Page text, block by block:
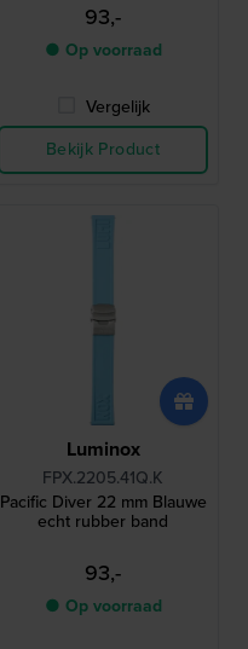
93,-
● Op voorraad
Vergelijk
Bekijk Product
Luminox
FPX.2205.41Q.K
Pacific Diver 22 mm Blauwe
echt rubber band
93,-
● Op voorraad